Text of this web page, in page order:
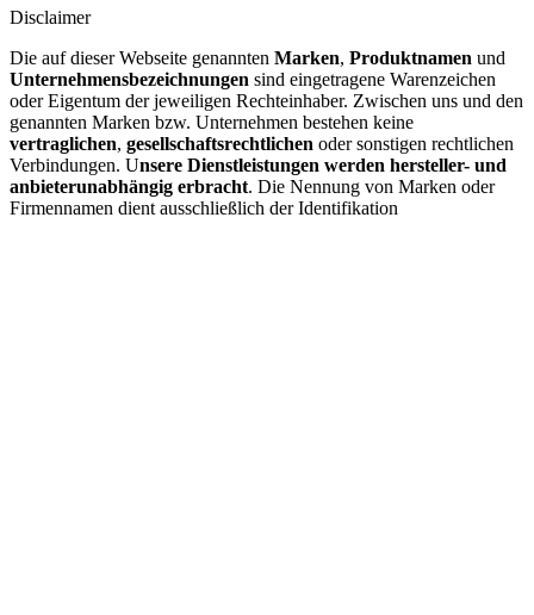
Disclaimer
Die auf dieser Webseite genannten Marken, Produktnamen und
Unternehmensbezeichnungen sind eingetragene Warenzeichen
oder Eigentum der jeweiligen Rechteinhaber. Zwischen uns und den
genannten Marken bzw. Unternehmen bestehen keine
vertraglichen, gesellschaftsrechtlichen oder sonstigen rechtlichen
Verbindungen. Unsere Dienstleistungen werden hersteller- und
anbieterunabhängig erbracht. Die Nennung von Marken oder
Firmennamen dient ausschließlich der Identifikation